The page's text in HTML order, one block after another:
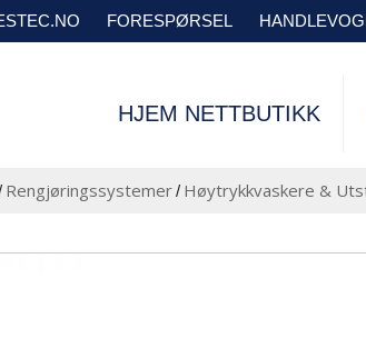
FORESPØRSEL
HJEM NETTBUTIKK
Rengjøringssystemer/ Høytrykkvaskere &